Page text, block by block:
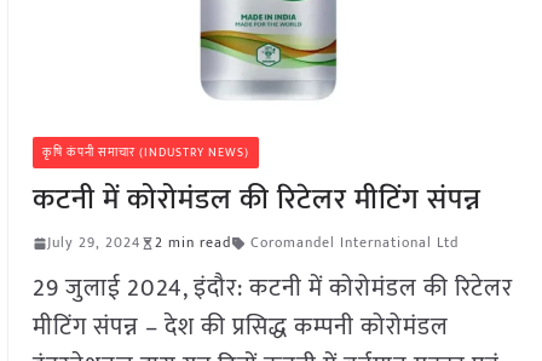
कृषि कंपनी समाचार (INDUSTRY NEWS)
कटनी में कोरोमंडल की रिटेलर मीटिंग संपन्न
July 29, 2024 2 min read Coromandel International Ltd
29 जुलाई 2024, इंदौर: कटनी में कोरोमंडल की रिटेलर
मीटिंग संपन्न – देश की प्रसिद्ध कम्पनी कोरोमंडल